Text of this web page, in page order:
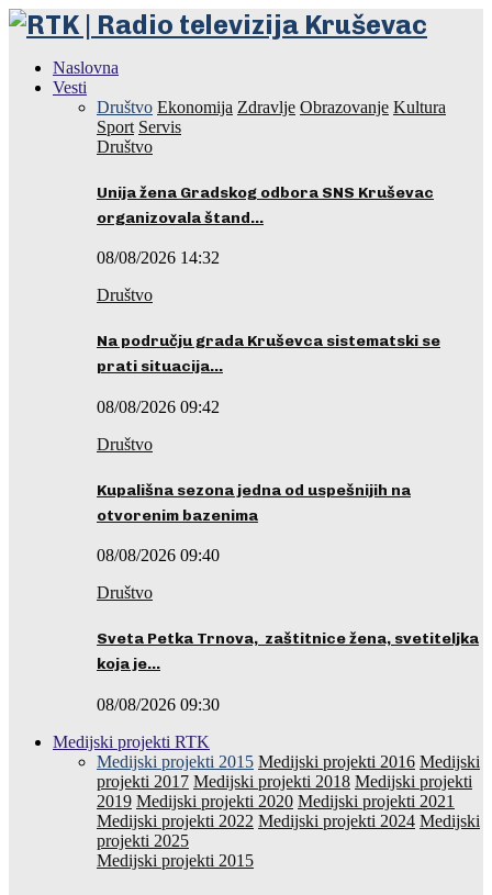
Naslovna
Vesti
Društvo Ekonomija Zdravlje Obrazovanje Kultura
Sport Servis
Društvo
Unija žena Gradskog odbora SNS Kruševac
organizovala štand…
08/08/2026 14:32
Društvo
Na području grada Kruševca sistematski se
prati situacija…
08/08/2026 09:42
Društvo
Kupališna sezona jedna od uspešnijih na
otvorenim bazenima
08/08/2026 09:40
Društvo
Sveta Petka Trnova, zaštitnice žena, svetiteljka
koja je…
08/08/2026 09:30
Medijski projekti RTK
Medijski projekti 2015 Medijski projekti 2016 Medijski
projekti 2017 Medijski projekti 2018 Medijski projekti
2019 Medijski projekti 2020 Medijski projekti 2021
Medijski projekti 2022 Medijski projekti 2024 Medijski
projekti 2025
Medijski projekti 2015